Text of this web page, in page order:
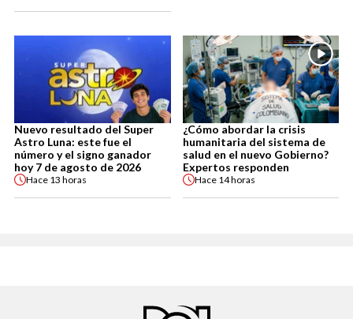
Nuevo resultado del Super
Astro Luna: este fue el
número y el signo ganador
hoy 7 de agosto de 2026
Hace 13 horas
¿Cómo abordar la crisis
humanitaria del sistema de
salud en el nuevo Gobierno?
Expertos responden
Hace 14 horas